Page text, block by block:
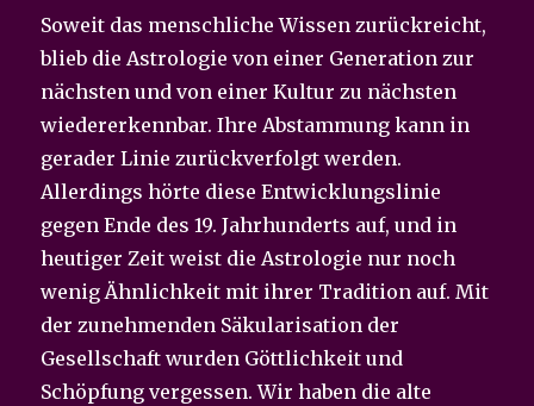
Soweit das menschliche Wissen zurückreicht,
blieb die Astrologie von einer Generation zur
nächsten und von einer Kultur zu nächsten
wiedererkennbar. Ihre Abstammung kann in
gerader Linie zurückverfolgt werden.
Allerdings hörte diese Entwicklungslinie
gegen Ende des 19. Jahrhunderts auf, und in
heutiger Zeit weist die Astrologie nur noch
wenig Ähnlichkeit mit ihrer Tradition auf. Mit
der zunehmenden Säkularisation der
Gesellschaft wurden Göttlichkeit und
Schöpfung vergessen. Wir haben die alte